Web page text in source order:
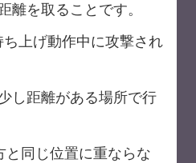
離を取ることです。
ち上げ動作中に攻撃され
し距離がある場所で行
と同じ位置に重ならな